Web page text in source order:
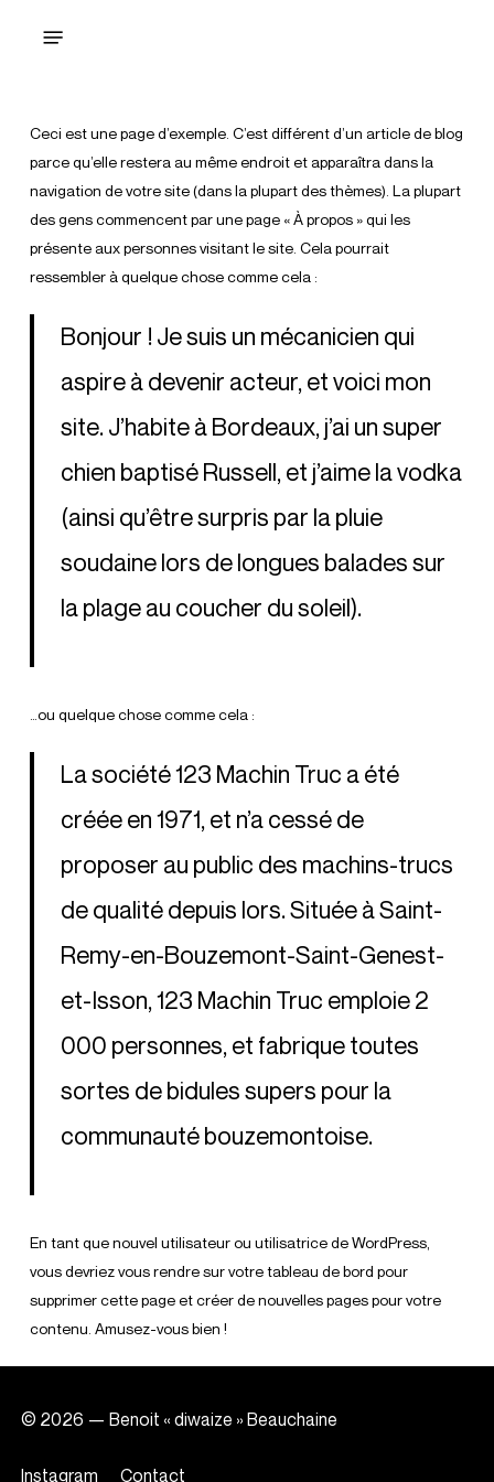
Ceci est une page d’exemple. C’est différent d’un article de blog
parce qu’elle restera au même endroit et apparaîtra dans la
navigation de votre site (dans la plupart des thèmes). La plupart
des gens commencent par une page « À propos » qui les
présente aux personnes visitant le site. Cela pourrait
ressembler à quelque chose comme cela :
Bonjour ! Je suis un mécanicien qui
aspire à devenir acteur, et voici mon
site. J’habite à Bordeaux, j’ai un super
chien baptisé Russell, et j’aime la vodka
(ainsi qu’être surpris par la pluie
soudaine lors de longues balades sur
la plage au coucher du soleil).
…ou quelque chose comme cela :
La société 123 Machin Truc a été
créée en 1971, et n’a cessé de
proposer au public des machins-trucs
de qualité depuis lors. Située à Saint-
Remy-en-Bouzemont-Saint-Genest-
et-Isson, 123 Machin Truc emploie 2
000 personnes, et fabrique toutes
sortes de bidules supers pour la
communauté bouzemontoise.
En tant que nouvel utilisateur ou utilisatrice de WordPress,
vous devriez vous rendre survotre tableau de bord pour
supprimer cette page et créer de nouvelles pages pour votre
contenu. Amusez-vous bien !
© 2026 — Benoit « diwaize » Beauchaine
Instagram Contact